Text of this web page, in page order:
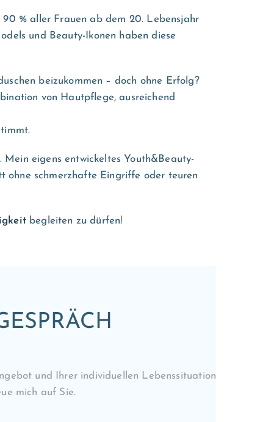
% aller Frauen ab dem 20. Lebensjahr
und Beauty-Ikonen haben diese
beizukommen – doch ohne Erfolg?
von Hautpflege, ausreichend
eigens entwickeltes Youth&Beauty-
ohne schmerzhafte Eingriffe oder teuren
begleiten zu dürfen!
und Ihrer individuellen Lebenssituation
mich auf Sie.